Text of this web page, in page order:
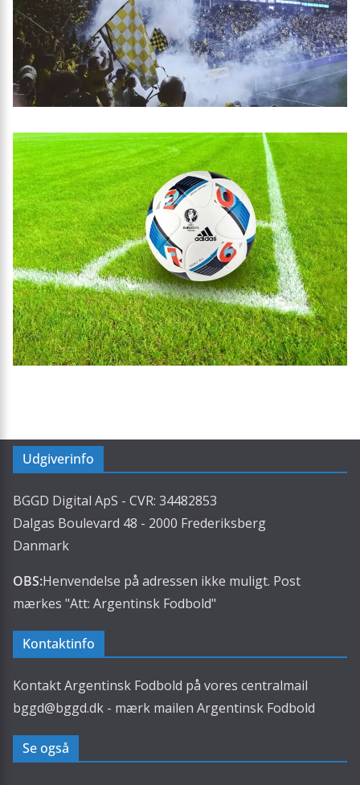
Udgiverinfo
BGGD Digital ApS - CVR: 34482853
Dalgas Boulevard 48 - 2000 Frederiksberg
Danmark
OBS:Henvendelse på adressen ikke muligt. Post
mærkes "Att: Argentinsk Fodbold"
Kontaktinfo
Kontakt Argentinsk Fodbold på vores centralmail
bggd@bggd.dk - mærk mailen Argentinsk Fodbold
Se også